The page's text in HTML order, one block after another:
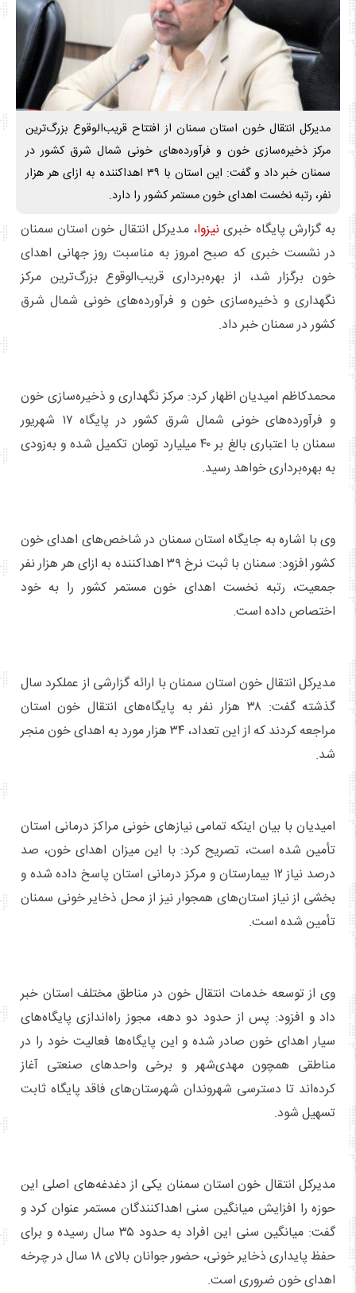
مدیرکل انتقال خون استان سمنان از افتتاح قریب‌الوقوع بزرگ‌ترین
مرکز ذخیره‌سازی خون و فرآورده‌های خونی شمال شرق کشور در
سمنان خبر داد و گفت: این استان با ۳۹ اهداکننده به ازای هر هزار
نفر، رتبه نخست اهدای خون مستمر کشور را دارد.
به گزارش پایگاه خبرینیزوا، مدیرکل انتقال خون استان سمنان
در نشست خبری که صبح امروز به مناسبت روز جهانی اهدای
خون برگزار شد، از بهره‌برداری قریب‌الوقوع بزرگ‌ترین مرکز
نگهداری و ذخیره‌سازی خون و فرآورده‌های خونی شمال شرق
کشور در سمنان خبر داد.
محمدکاظم امیدیان اظهار کرد: مرکز نگهداری و ذخیره‌سازی خون
و فرآورده‌های خونی شمال شرق کشور در پایگاه ۱۷ شهریور
سمنان با اعتباری بالغ بر ۴۰ میلیارد تومان تکمیل شده و به‌زودی
به بهره‌برداری خواهد رسید.
وی با اشاره به جایگاه استان سمنان در شاخص‌های اهدای خون
کشور افزود: سمنان با ثبت نرخ ۳۹ اهداکننده به ازای هر هزار نفر
جمعیت، رتبه نخست اهدای خون مستمر کشور را به خود
اختصاص داده است.
مدیرکل انتقال خون استان سمنان با ارائه گزارشی از عملکرد سال
گذشته گفت: ۳۸ هزار نفر به پایگاه‌های انتقال خون استان
مراجعه کردند که از این تعداد، ۳۴ هزار مورد به اهدای خون منجر
شد.
امیدیان با بیان اینکه تمامی نیازهای خونی مراکز درمانی استان
تأمین شده است، تصریح کرد: با این میزان اهدای خون، صد
درصد نیاز ۱۲ بیمارستان و مرکز درمانی استان پاسخ داده شده و
بخشی از نیاز استان‌های همجوار نیز از محل ذخایر خونی سمنان
تأمین شده است.
وی از توسعه خدمات انتقال خون در مناطق مختلف استان خبر
داد و افزود: پس از حدود دو دهه، مجوز راه‌اندازی پایگاه‌های
سیار اهدای خون صادر شده و این پایگاه‌ها فعالیت خود را در
مناطقی همچون مهدی‌شهر و برخی واحدهای صنعتی آغاز
کرده‌اند تا دسترسی شهروندان شهرستان‌های فاقد پایگاه ثابت
تسهیل شود.
مدیرکل انتقال خون استان سمنان یکی از دغدغه‌های اصلی این
حوزه را افزایش میانگین سنی اهداکنندگان مستمر عنوان کرد و
گفت: میانگین سنی این افراد به حدود ۳۵ سال رسیده و برای
حفظ پایداری ذخایر خونی، حضور جوانان بالای ۱۸ سال در چرخه
اهدای خون ضروری است.